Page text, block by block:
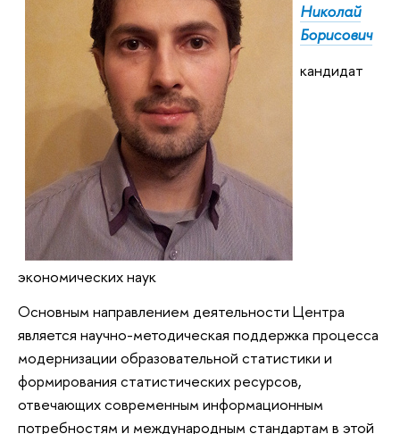
Николай
Борисович
кандидат
экономических наук
Основным направлением деятельности Центра
является научно-методическая поддержка процесса
модернизации образовательной статистики и
формирования статистических ресурсов,
отвечающих современным информационным
потребностям и международным стандартам в этой